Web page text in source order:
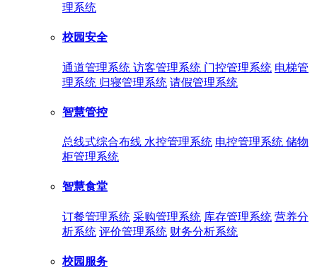
理系统
校园安全
通道管理系统 访客管理系统 门控管理系统 电梯管
理系统 归寝管理系统 请假管理系统
智慧管控
总线式综合布线 水控管理系统 电控管理系统 储物
柜管理系统
智慧食堂
订餐管理系统 采购管理系统 库存管理系统 营养分
析系统 评价管理系统 财务分析系统
校园服务